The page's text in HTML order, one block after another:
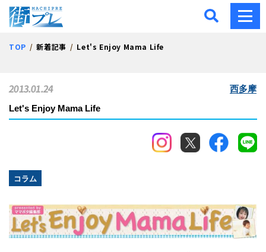
街プレ -東京・西多摩の
TOP 新着記事 Let's Enjoy Mama Life
Let's Enjoy Mama Life
コラム
2013.01.24 西多摩